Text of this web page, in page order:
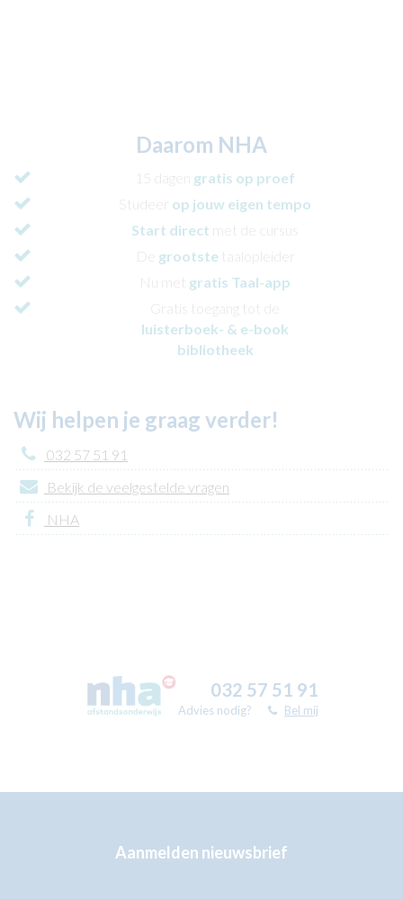
Daarom NHA
15 dagen gratis op proef
Studeer op jouw eigen tempo
Start direct met de cursus
De grootste taalopleider
Nu met gratis Taal-app
Gratis toegang tot de
luisterboek- & e-book
bibliotheek
Wij helpen je graag verder!
032 57 51 91
Bekijk de veelgestelde vragen
NHA
032 57 51 91
Advies nodig? Bel mij
Aanmelden nieuwsbrief